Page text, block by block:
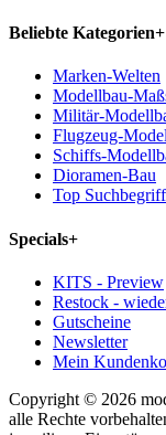
Beliebte Kategorien+
Marken-Welten
Modellbau-
Militär-
Flugzeug-
Schiffs-
Dioramen-Bau
Top
Specials+
KITS - Preview
Restock -
Gutscheine
Newsletter
Mein
Copyright © 2026
alle Rechte